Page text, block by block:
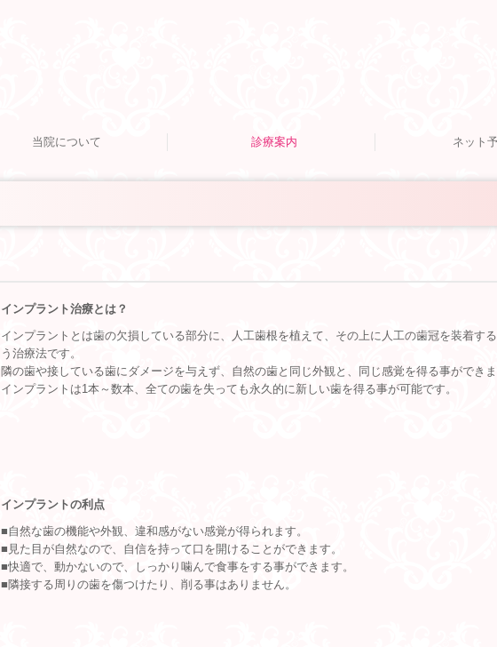
当院について
医院紹介
交通案内
診療案内
インプラント
矯正歯科
訪問診療
ネット
インプラント治療とは？
インプラントとは歯の欠損している部分に、人工歯根を植えて、その上に人工の歯冠を装着す
う治療法です。
隣の歯や接している歯にダメージを与えず、自然の歯と同じ外観と、同じ感覚を得る事ができま
インプラントは1本～数本、全ての歯を失っても永久的に新しい歯を得る事が可能です。
インプラントの利点
■自然な歯の機能や外観、違和感がない感覚が得られます。
■見た目が自然なので、自信を持って口を開けることができます。
■快適で、動かないので、しっかり噛んで食事をする事ができます。
■隣接する周りの歯を傷つけたり、削る事はありません。